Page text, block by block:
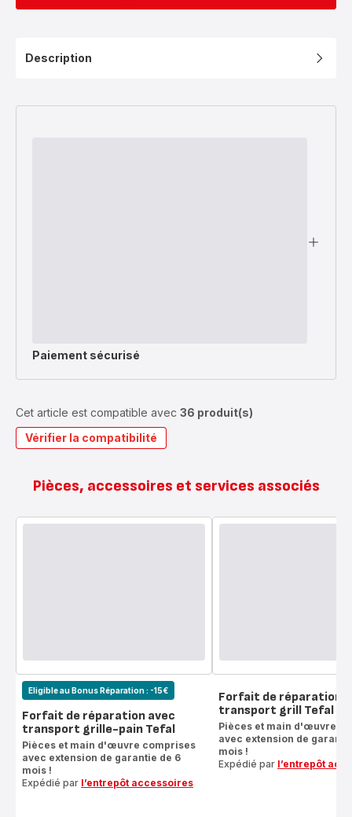
Description
Paiement sécurisé
Cet article est compatible avec 36 produit(s)
Vérifier la compatibilité
Pièces, accessoires et services associés
Eligible au Bonus Réparation : -15€
Forfait de réparation avec
transport grille-pain Tefal
Pièces et main d'œuvre comprises
avec extension de garantie de 6
mois !
Expédié par l’entrepôt accessoires
Forfait de réparation
transport grill Tefal
Pièces et main d'œuvre
avec extension de
mois !
Expédié par l’entrepôt